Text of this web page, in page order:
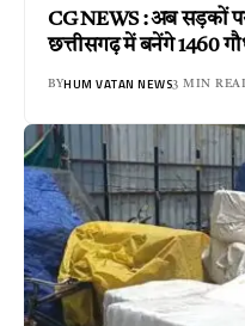
CG NEWS : अब सड़कों
छत्तीसगढ़ में बनेंगे 1460
BYHUM VATAN NEWS3 MIN